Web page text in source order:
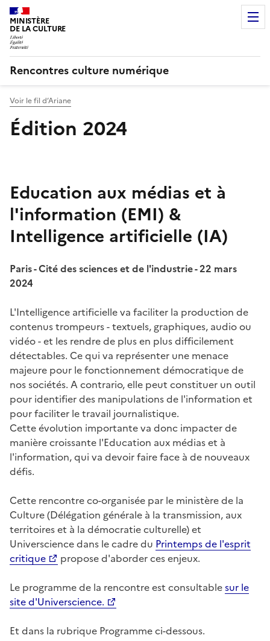
MINISTÈRE
DE LA CULTURE
Rencontres culture numérique
Voir le fil d’Ariane
Édition 2024
Education aux médias et à
l'information (EMI) &
Intelligence artificielle (IA)
Paris - Cité des sciences et de l'industrie - 22 mars
2024
L'Intelligence artificielle va faciliter la production de
contenus trompeurs - textuels, graphiques, audio ou
vidéo - et les rendre de plus en plus difficilement
détectables. Ce qui va représenter une menace
majeure pour le fonctionnement démocratique de
nos sociétés. A contrario, elle peut constituer un outil
pour identifier des manipulations de l'information et
pour faciliter le travail journalistique.
Cette évolution importante va donc impacter de
manière croissante l'Education aux médias et à
l'information, qui va devoir faire face à de nouveaux
défis.
Cette rencontre co-organisée par le ministère de la
Culture (Délégation générale à la transmission, aux
territoires et à la démocratie culturelle) et
Universcience dans le cadre du Printemps de l'esprit
critique
propose d'aborder ces enjeux.
Le programme de la rencontre est consultablesur le
site d'Universcience.
Et dans la rubrique Programme ci-dessous.